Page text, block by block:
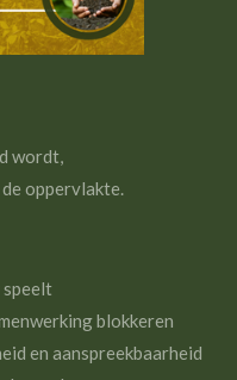
wordt,
oppervlakte.
speelt
blokkeren
en aanspreekbaarheid